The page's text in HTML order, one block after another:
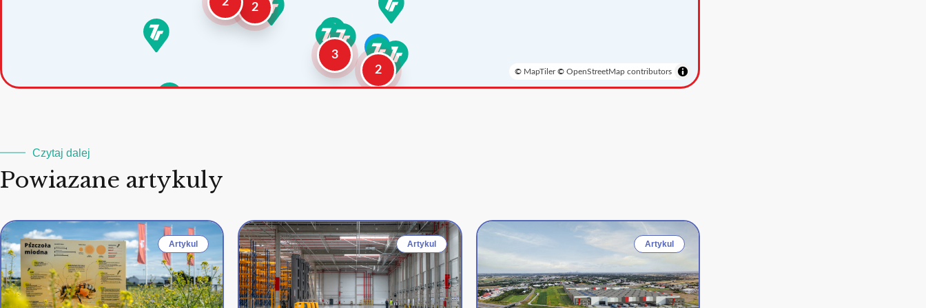
2
2
3
© MapTiler© OpenStreetMap contributors
Czytaj dalej
Powiazane artykuly
Artykul Artykul Artykul